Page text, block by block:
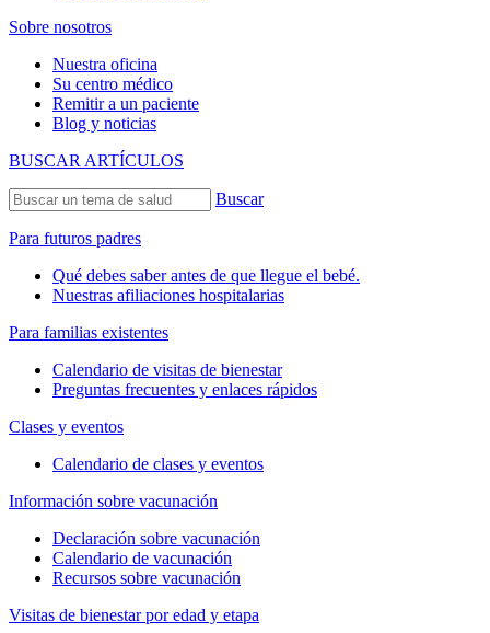
Sobre nosotros
Nuestra oficina
Su centro médico
Remitir a un paciente
Blog y noticias
BUSCAR ARTÍCULOS
Buscar
Para futuros padres
Qué debes saber antes de que llegue el bebé.
Nuestras afiliaciones hospitalarias
Para familias existentes
Calendario de visitas de bienestar
Preguntas frecuentes y enlaces rápidos
Clases y eventos
Calendario de clases y eventos
Información sobre vacunación
Declaración sobre vacunación
Calendario de vacunación
Recursos sobre vacunación
Visitas de bienestar por edad y etapa